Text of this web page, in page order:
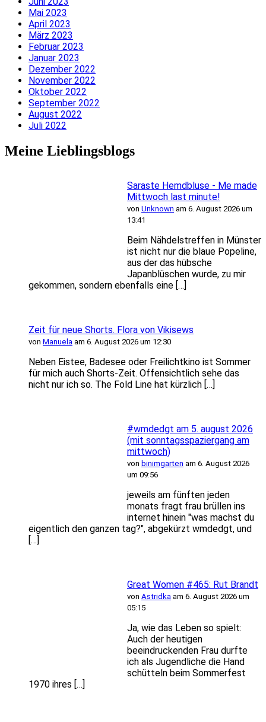
Mai 2023
April 2023
März 2023
Februar 2023
Januar 2023
Dezember 2022
November 2022
Oktober 2022
September 2022
August 2022
Juli 2022
Meine Lieblingsblogs
Saraste Hemdbluse - Me made
Mittwoch last minute!
von Unknown am 6. August 2026 um
13:41
Beim Nähdelstreffen in Münster
ist nicht nur die blaue Popeline,
aus der das hübsche
Japanblüschen wurde, zu mir
gekommen, sondern ebenfalls eine […]
Zeit für neue Shorts. Flora von Vikisews
von Manuela am 6. August 2026 um 12:30
Neben Eistee, Badesee oder Freilichtkino ist Sommer
für mich auch Shorts-Zeit. Offensichtlich sehe das
nicht nur ich so. The Fold Line hat kürzlich […]
#wmdedgt am 5. august 2026
(mit sonntagsspaziergang am
mittwoch)
von binimgarten am 6. August 2026
um 09:56
jeweils am fünften jeden
monats fragt frau brüllen ins
internet hinein "was machst du
eigentlich den ganzen tag?", abgekürzt wmdedgt, und
[…]
Great Women #465: Rut Brandt
von Astridka am 6. August 2026 um
05:15
Ja, wie das Leben so spielt:
Auch der heutigen
beeindruckenden Frau durfte
ich als Jugendliche die Hand
schütteln beim Sommerfest
1970 ihres […]